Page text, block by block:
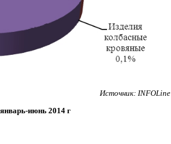
Источник: INFOLine
июнь 2014 г